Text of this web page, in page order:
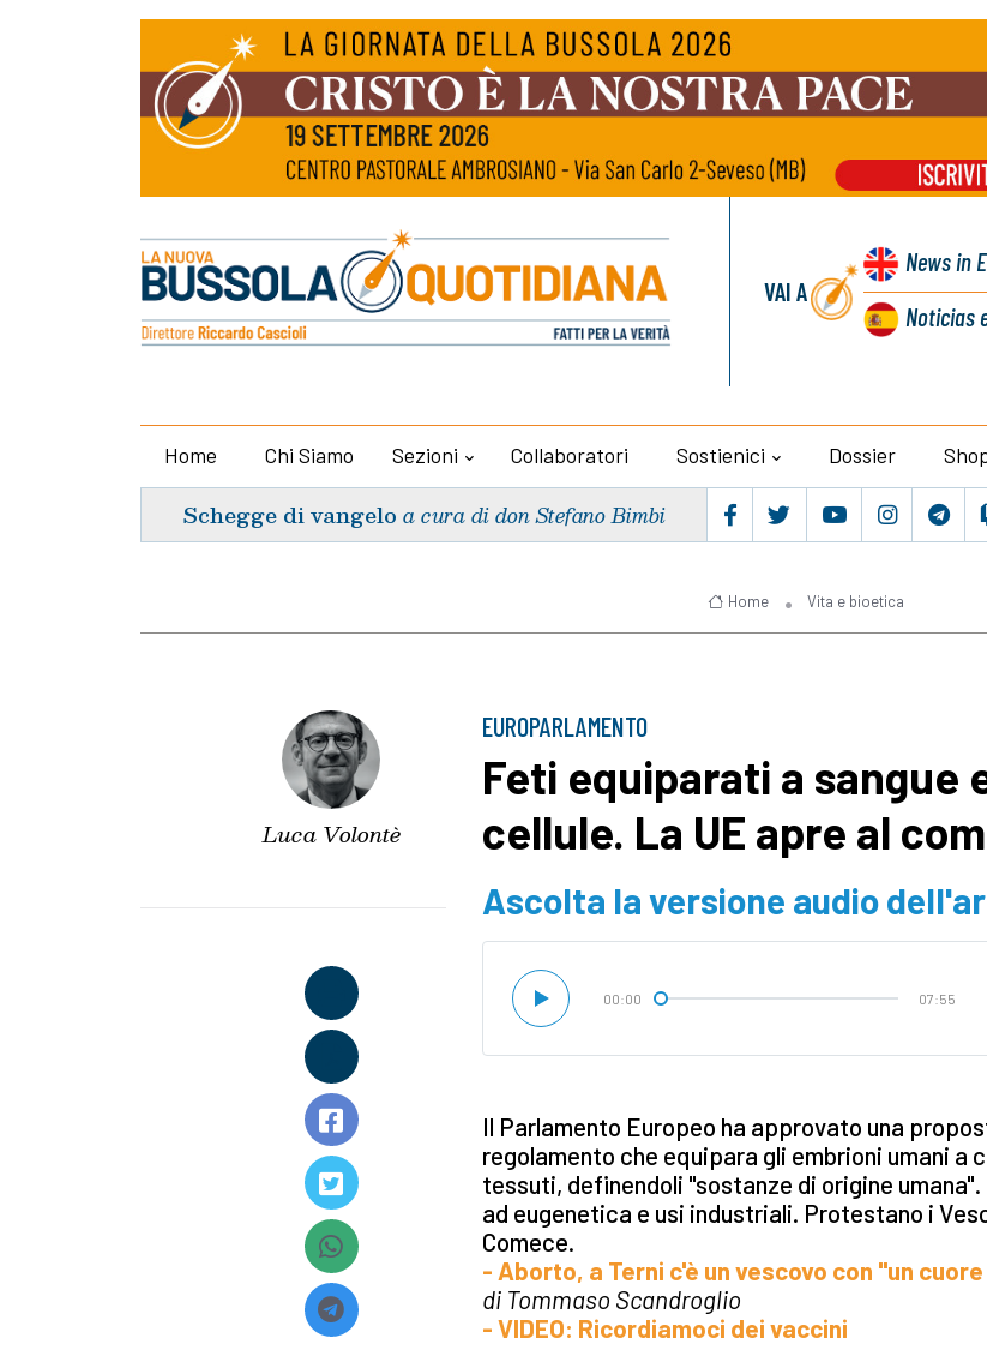
VAI A
Newsin
Noticias
Home Chi Siamo Sezioni Collaboratori Sostienici Dossier
Schegge di vangelo a cura di don Stefano Bimbi
Home Vita e bioetica
Luca Volontè
EUROPARLAMENTO
Feti equiparati a sangue
cellule. La UE apre al
Ascolta la versione audio
00:00 07:55
Il Parlamento Europeo ha approvato una
regolamento che equipara gli embrioni umani a
tessuti, definendoli "sostanze di origine
ad eugenetica e usi industriali. Protestano i
Comece.
- Aborto, a Terni c'è un vescovo con "un
di Tommaso Scandroglio
- VIDEO: Ricordiamoci dei vaccini